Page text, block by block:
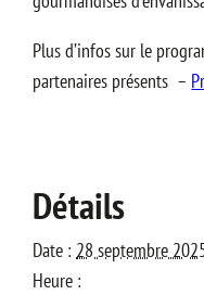
Plus d’infos sur le
partenaires présents –
Détails
Date : 28 septembre
Heure :